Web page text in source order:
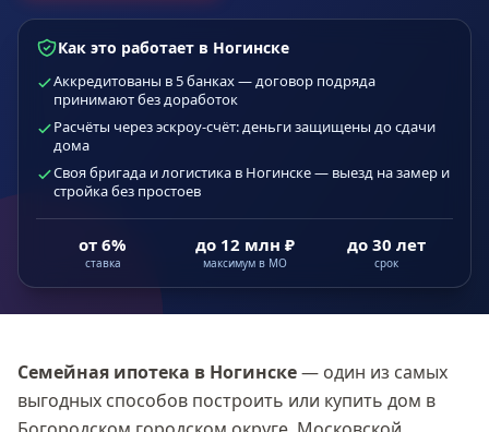
Как это работает в Ногинске
Аккредитованы в 5 банках — договор подряда
принимают без доработок
Расчёты через эскроу-счёт: деньги защищены до сдачи
дома
Своя бригада и логистика в Ногинске — выезд на замер и
стройка без простоев
от 6%
ставка
до 12 млн ₽
максимум в МО
до 30 лет
срок
Семейная ипотека в Ногинске— один из самых
выгодных способов построить или купить дом в